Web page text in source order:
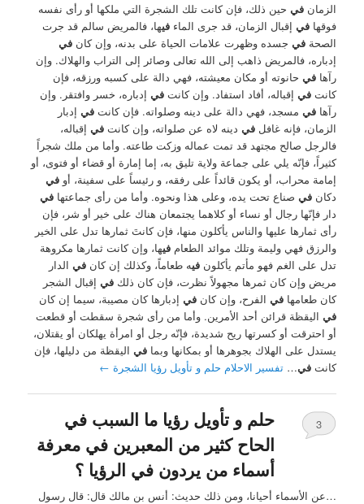
الزمانفي حين ذلك، فإن كانت تلك الشجرة التي ملكها أو رأى نفسه
فوقهافي إقبال الزمان، قد جرى الماءفيها، فالمريض سالم قد جرت
الصحةفي جسده وظهرت علامات الحياة على بدنه، وإن كانفي
إدباره، فالمريض ذاهب إلى الله تعالى وصائر إلى التراب والهلاك. وإن
رآهافي حانوته أو مكان معيشته، فهي دالة على كسبه ورزقه، فإن
كانتفي إقباله، أفاد استفاد. وإن كانتفي إدباره، خسر وافتقر. وإن
رآهافي مسجد، فهي دالة على دينه وصلواته. فإن كانتفي إدبار
الزمان، فإنه غافلفي دينه لاه عن صلواته، وإن كانتفي إقباله،
فالرجل صالح مجتهد قد تمت عماله وزكت طاعته. وأما من ملك شجراً
كثيراً، فإنّه يلي على جماعة ولاية تليق به، إما إمارة أو قضاء أو فتوى، أو
إمامة محراب، أو يكون قائداً على رفقه، و رئيساً على سفينة، أوفي
دكانفي صناع تحت يده، وعلى هذا ونحوه. وأما من رأى جماعتهافي
دار فإنّها رجال أو نساء أو كلاهما يجتمعان هناك على خير أو شر، فإن
رأى ثمارها عليها والناس يأكلون منها، فإن كانتَ ثمارها تدل على الخير
والرزق فهي وليمة وتلك موائد الطعامفيها، وإن كانت ثمارها مكروهة
تدل على الغم فهو مأتم يأكلونفيه طعاماً، وكذلك إن كانفي الدار
مريض وإن كان ثمرها مجهولاً نظرت، فإن كان ذلكفي إقبال الشجر
كان طعامهافي الفرح، وإن كانفي إدبارها كان مصيبة، سيما إن كان
في اليقظة قرائن أحد الأمرين. وأما من رأى شجرة سقطت أو قطعت
أو احترقت أو كسرتها ريح شديدة، فإنّه رجل أو امرأة يهلكان أو يقتلان،
يستدل على الهلاك بجوهرها أو بمكانها وبمافي اليقظة من دليلها، فإن
كانتفي…تفسير الاحلام حلم و تأويل رؤيا الشجرة ←
حلم و تأويل رؤيا ما السبب في
الحاح كثير من المعبرين في معرفة
أسماء من يردون في الرؤيا ؟
3
…عن الأسماء أحيانا، ومن ذلك حديث: أنس بن مالك قال: قال رسول